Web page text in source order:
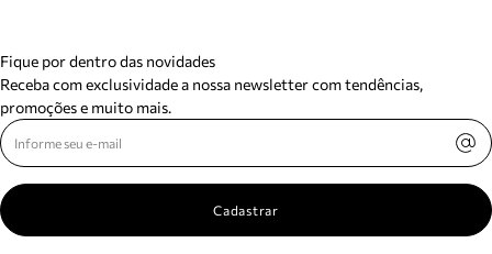
Fique por dentro das novidades
Receba com exclusividade a nossa newsletter com tendências,
promoções e muito mais.
Cadastrar